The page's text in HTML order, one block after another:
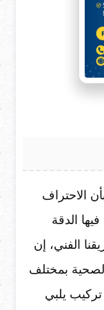
الاحتراف
الدقة
الفني، إن
بمختلف
تركيب يلبي